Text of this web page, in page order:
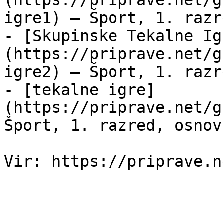
igre1) — Šport, 1.
- [Skupinske Tekalne
(https://priprave.net/
igre2) — Šport, 1.
- [tekalne igre]
(https://priprave.net/
Šport, 1. razred,